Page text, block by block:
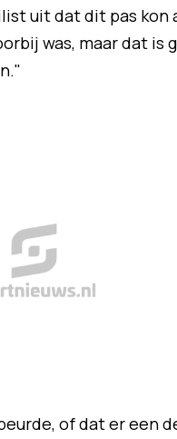
uit dat dit pas kon
was, maar dat is
of dat er een